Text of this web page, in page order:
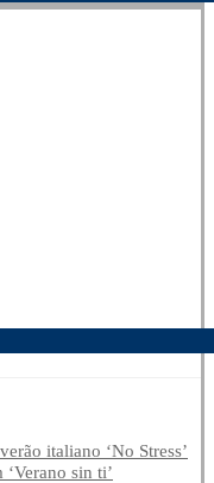
italiano ‘No Stress’
sin ti’